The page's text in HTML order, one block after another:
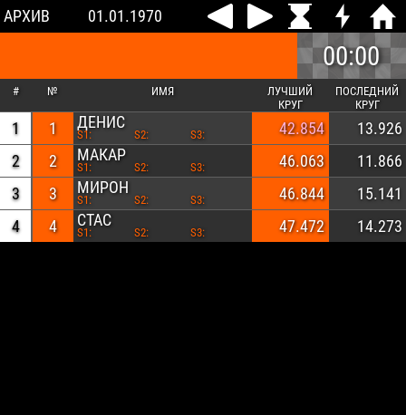
АРХИВ 01.01.1970
00:00
# № ИМЯ
ЛУЧШИЙ
КРУГ
ПОСЛЕДНИЙ
КРУГ
1 1 ДЕНИС
S1: S2: S3: 42.854
13.926
2
2 МАКАР
S1: S2: S3: 46.063
11.866
3
3 МИРОН
S1: S2: S3: 46.844
15.141
4
4 СТАС
S1: S2: S3: 47.472 14.273